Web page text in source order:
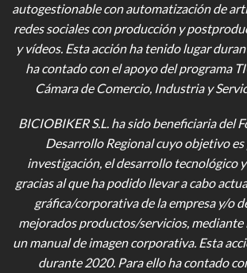
autogestionable con automatización de
redes sociales con producción y
y vídeos. Esta acción ha tenido lugar
ha contado con el apoyo del programa
Cámara de Comercio, Industria y
BICIOBIKER S.L. ha sido beneficiaria del
Desarrollo Regional cuyo objetivo
investigación, el desarrollo tecnológico
gracias al que ha podido llevar a cabo
gráfica/corporativa de la empresa y/o
mejorados productos/servicios, mediante
un manual de imagen corporativa. Esta
durante 2020. Para ello ha contado